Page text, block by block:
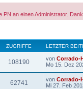
an einen Administrator.
ZUGRIFFE LETZTER
108190 von Corrado-
Mo 15. Dez
62741 von Corrado-
Mi 27. Feb